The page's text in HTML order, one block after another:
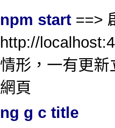
npm start==>
http://
情形，一有更
網頁
ng g c title